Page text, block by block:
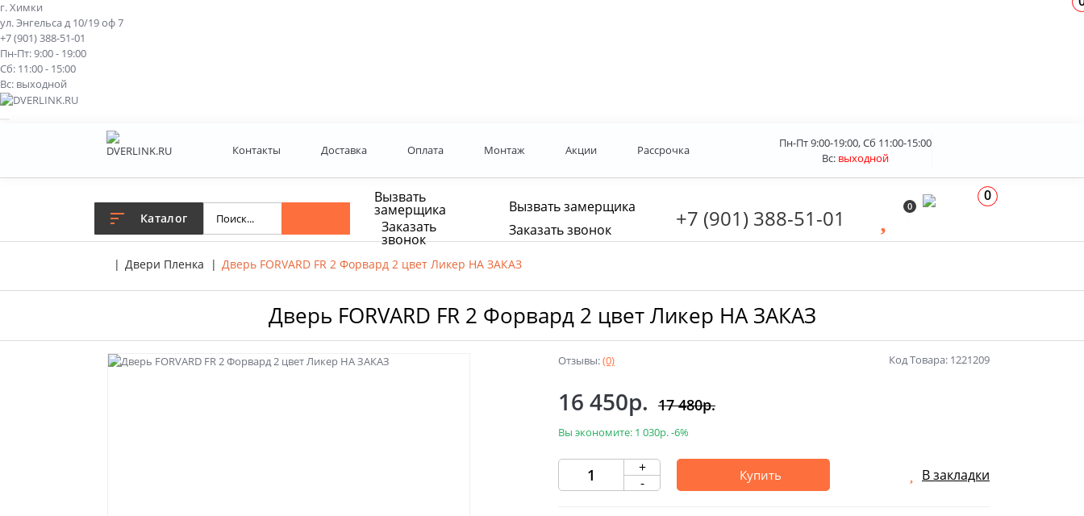
г. Химки
ул. Энгельса д 10/19 оф 7
+7 (901) 388-51-01
Пн-Пт: 9:00 - 19:00
Сб: 11:00 - 15:00
Вс: выходной
Контакты Доставка Оплата Монтаж Акции Рассрочка
Пн-Пт 9:00-19:00, Сб 11:00-15:00
Вс: выходной
Каталог
Вызвать
замерщика
Заказать
звонок
Вызвать замерщика
Заказать звонок
+7 (901) 388-51-01 0
0
Двери Пленка Дверь FORVARD FR 2 Форвард 2 цвет Ликер НА ЗАКАЗ
Дверь FORVARD FR 2 Форвард 2 цвет Ликер НА ЗАКАЗ
Отзывы:(0) Код Товара: 1221209
16 450р. 17 480р.
Вы экономите: 1 030р.-6%
+
-
Купить В закладки